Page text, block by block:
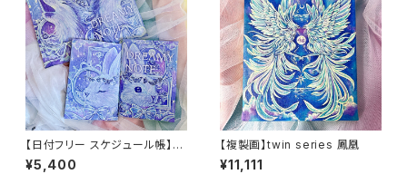
【日付フリー スケジュール帳】D
REAMY NOTE2冊(うさぎ&オ
オカミセット)
¥5,400
【複製画】twin series 鳳凰
¥11,111